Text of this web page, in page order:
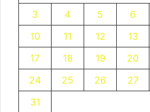
3
4 5 6
10
11 12 13
17
18 19 20
24
25 26 27
31